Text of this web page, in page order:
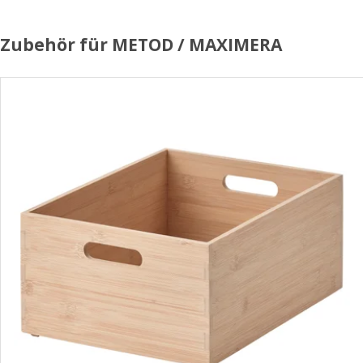
Zubehör für METOD / MAXIMERA